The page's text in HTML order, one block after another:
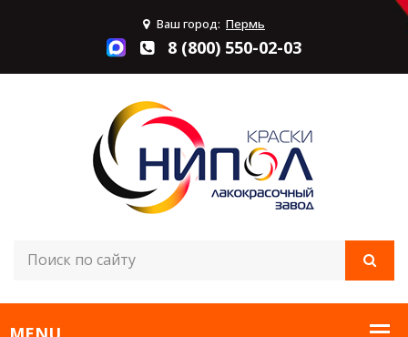
Ваш город: Пермь
8 (800) 550-02-03